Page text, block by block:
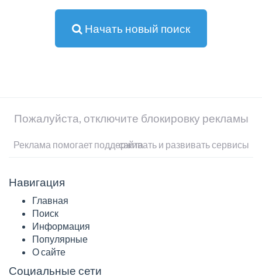
Начать новый поиск
Пожалуйста, отключите блокировку рекламы
Реклама помогает поддерживать и развивать сервисы сайта
Навигация
Главная
Поиск
Информация
Популярные
О сайте
Социальные сети